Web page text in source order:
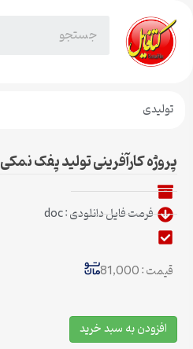
تولیدی
پروژه کارآفرینی تولید پفک نمکی
فرمت فایل دانلودی : doc
قیمت : 81,000
افزودن به سبد خرید